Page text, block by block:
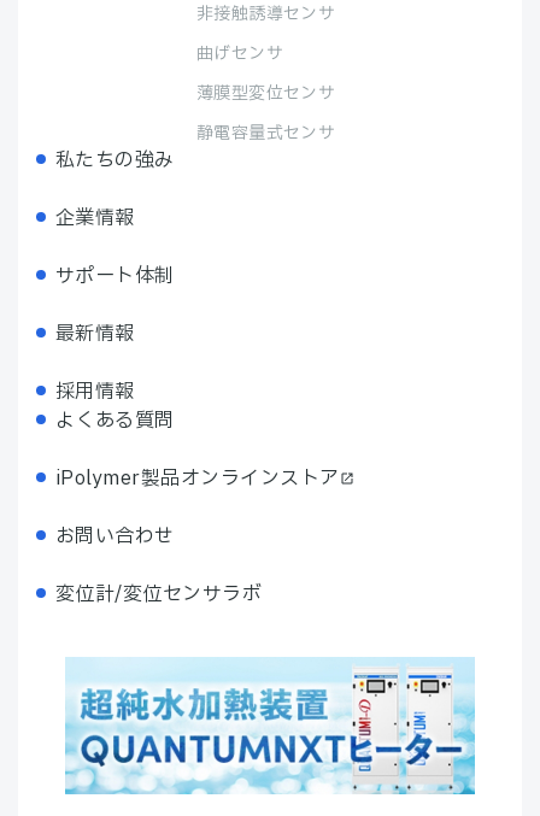
非接触誘導センサ
曲げセンサ
薄膜型変位センサ
静電容量式センサ
私たちの強み
企業情報
サポート体制
最新情報
採用情報
よくある質問
iPolymer製品オンラインストア
お問い合わせ
変位計/変位センサラボ